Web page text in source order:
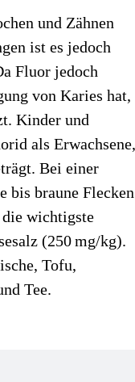
und Zähnen
ist es jedoch
Fluor jedoch
von Karies hat,
Kinder und
als
Bei einer
bis braune Flecken
die wichtigste
(250 mg/kg).
Tofu,
Tee.